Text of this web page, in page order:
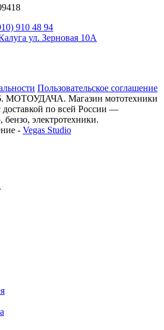
910 48 94
ул. Зерновая 10А
Пользовательское соглашение
МОТОУДАЧА. Магазин мототехники
доставкой по всей России —
бензо, электротехники.
- Vegas Studio